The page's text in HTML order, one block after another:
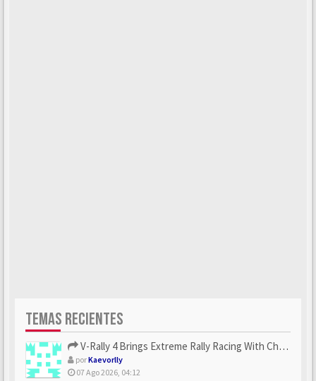
TEMAS RECIENTES
V-Rally 4 Brings Extreme Rally Racing With Challenging Track...
porKaevorlly
07 Ago 2026, 04:12